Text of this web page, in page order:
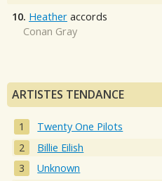
10. Heather accords
Conan Gray
ARTISTES TENDANCE
Twenty One Pilots
Billie Eilish
Unknown